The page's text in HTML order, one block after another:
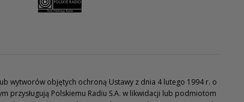
wytworów objętych ochroną Ustawy z dnia 4 lutego 1994 r. o
przysługują Polskiemu Radiu S.A. w likwidacji lub podmiotom